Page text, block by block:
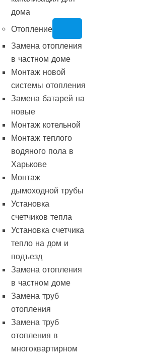
дома
Отопление
Замена отопления
в частном доме
Монтаж новой
системы отопления
Замена батарей на
новые
Монтаж котельной
Монтаж теплого
водяного пола в
Харькове
Монтаж
дымоходной трубы
Установка
счетчиков тепла
Установка счетчика
тепло на дом и
подъезд
Замена отопления
в частном доме
Замена труб
отопления
Замена труб
отопления в
многоквартирном